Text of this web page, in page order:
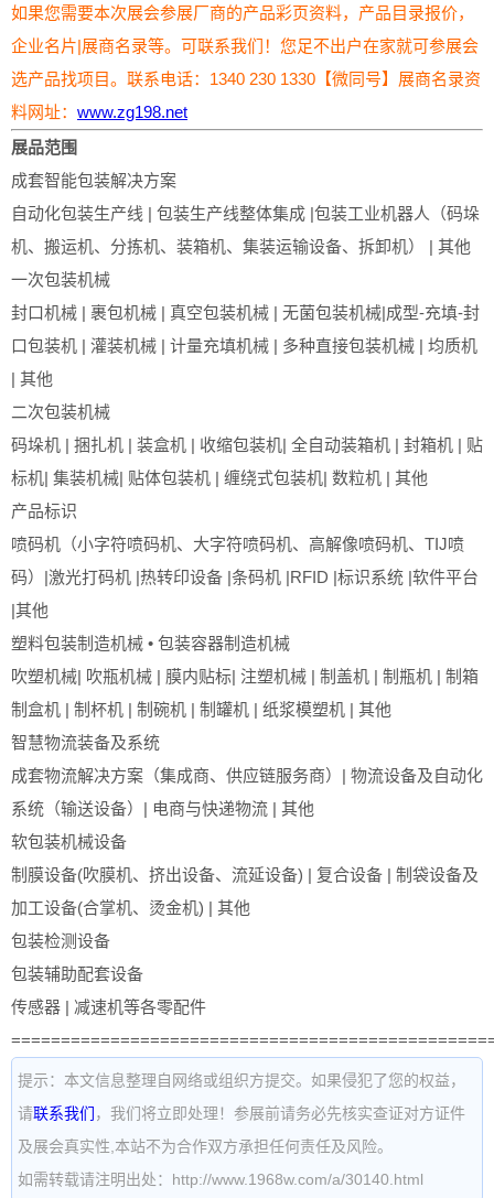
如果您需要本次展会参展厂商的产品彩页资料，产品目录报价，
企业名片|展商名录等。可联系我们！您足不出户在家就可参展会
选产品找项目。联系电话：1340 230 1330【微同号】展商名录资
料网址： www.zg198.net
展品范围
成套智能包装解决方案
自动化包装生产线 | 包装生产线整体集成 |包装工业机器人（码垛
机、搬运机、分拣机、装箱机、集装运输设备、拆卸机） | 其他
一次包装机械
封口机械 | 裹包机械 | 真空包装机械 | 无菌包装机械|成型-充填-封
口包装机 | 灌装机械 | 计量充填机械 | 多种直接包装机械 | 均质机
| 其他
二次包装机械
码垛机 | 捆扎机 | 装盒机 | 收缩包装机| 全自动装箱机 | 封箱机 | 贴
标机| 集装机械| 贴体包装机 | 缠绕式包装机| 数粒机 | 其他
产品标识
喷码机（小字符喷码机、大字符喷码机、高解像喷码机、TIJ喷
码）|激光打码机 |热转印设备 |条码机 |RFID |标识系统 |软件平台
|其他
塑料包装制造机械 • 包装容器制造机械
吹塑机械| 吹瓶机械 | 膜内贴标| 注塑机械 | 制盖机 | 制瓶机 | 制箱
制盒机 | 制杯机 | 制碗机 | 制罐机 | 纸浆模塑机 | 其他
智慧物流装备及系统
成套物流解决方案（集成商、供应链服务商）| 物流设备及自动化
系统（输送设备）| 电商与快递物流 | 其他
软包装机械设备
制膜设备(吹膜机、挤出设备、流延设备) | 复合设备 | 制袋设备及
加工设备(合掌机、烫金机) | 其他
包装检测设备
包装辅助配套设备
传感器 | 减速机等各零配件
提示：本文信息整理自网络或组织方提交。如果侵犯了您的权益，
请联系我们 ，我们将立即处理！参展前请务必先核实查证对方证件
及展会真实性,本站不为合作双方承担任何责任及风险。
如需转载请注明出处：http://www.1968w.com/a/30140.html